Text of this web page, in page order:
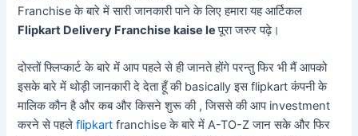
Franchise के बारे में सारी जानकारी पाने के लिए हमारा यह आर्टिकल
Flipkart Delivery Franchise kaise leपूरा जरुर पढ़े।
दोस्तों फ्लिप्कार्ट के बारे में आप पहले से ही जानते होंगे परन्तु फिर भी मैं आपको
इसके बारे में थोड़ी जानकारी दे देता हूँ की basically इस flipkart कंपनी के
मालिक कौन है और कब और किसने शुरू की , जिससे की आप investment
करने से पहलेflipkart franchise के बारे में A-TO-Z जान सके और फिर